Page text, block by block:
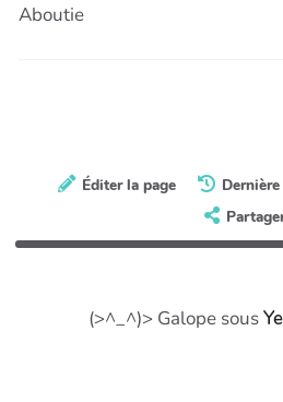
Aboutie
Éditer la page
(>^_^)> Galope sous